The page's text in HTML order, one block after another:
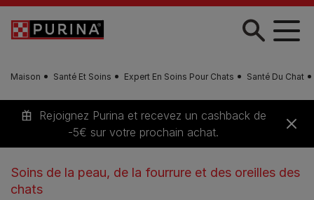
Skip to main content
Maison Santé Et Soins Expert En Soins Pour Chats Santé Du Chat
Rejoignez Purina et recevez un cashback de
-5€ sur votre prochain achat.
Soins de la peau, de la fourrure et des oreilles des
chats